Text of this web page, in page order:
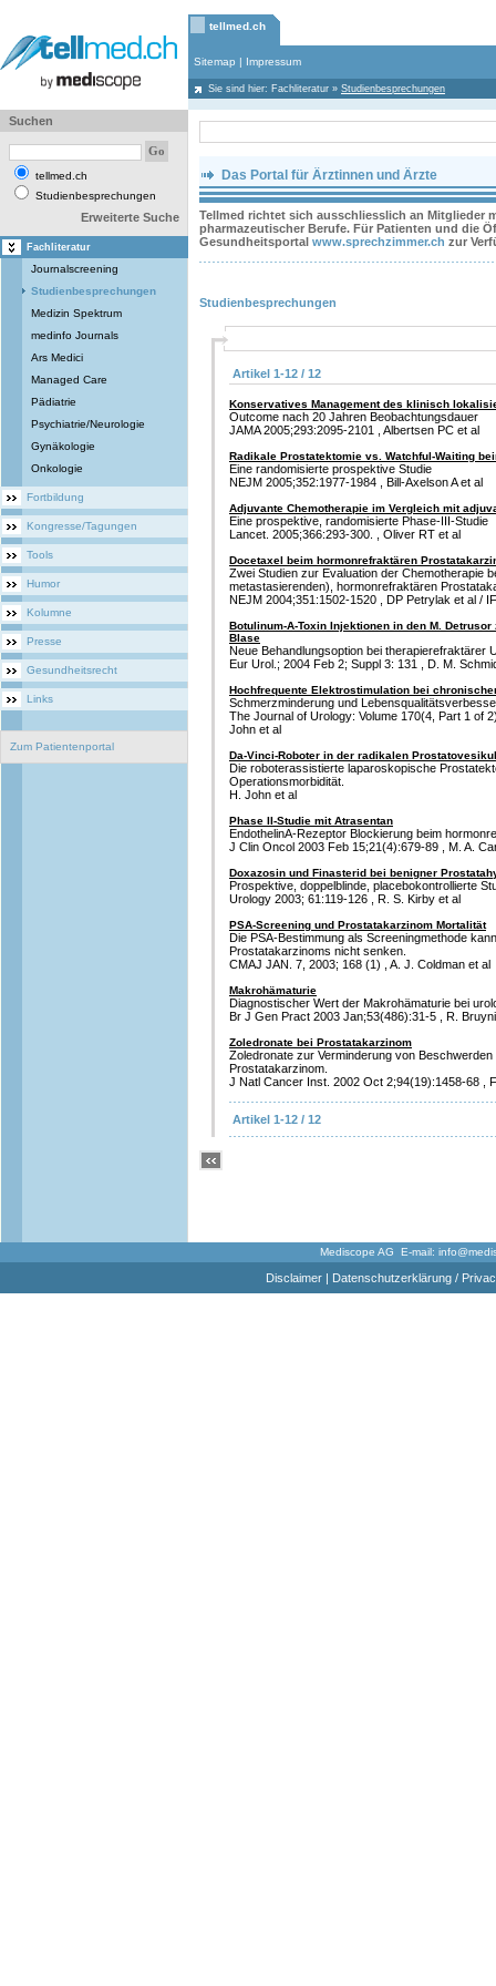
tellmed.ch
Sitemap | Impressum
Sie sind hier: Fachliteratur » Studienbesprechungen
Suchen
tellmed.ch
Studienbesprechungen
Erweiterte Suche
Fachliteratur
Journalscreening
Studienbesprechungen
Medizin Spektrum
medinfo Journals
Ars Medici
Managed Care
Pädiatrie
Psychiatrie/Neurologie
Gynäkologie
Onkologie
Fortbildung
Kongresse/Tagungen
Tools
Humor
Kolumne
Presse
Gesundheitsrecht
Links
Zum Patientenportal
Das Portal für Ärztinnen und Ärzte
Tellmed richtet sich ausschliesslich an Mitglieder
pharmazeutischer Berufe. Für Patienten und die
Gesundheitsportal www.sprechzimmer.ch zur
Studienbesprechungen
Artikel 1-12 / 12
Konservatives Management des klinisch
Outcome nach 20 Jahren Beobachtungsdauer
JAMA 2005;293:2095-2101 , Albertsen PC et al
Radikale Prostatektomie vs. Watchful-Waiting
Eine randomisierte prospektive Studie
NEJM 2005;352:1977-1984 , Bill-Axelson A et al
Adjuvante Chemotherapie im Vergleich mit
Eine prospektive, randomisierte Phase-III-Studie
Lancet. 2005;366:293-300. , Oliver RT et al
Docetaxel beim hormonrefraktären
Zwei Studien zur Evaluation der Chemotherapie
metastasierenden), hormonrefraktären
NEJM 2004;351:1502-1520 , DP Petrylak et al /
Botulinum-A-Toxin Injektionen in den M.
Blase
Neue Behandlungsoption bei therapierefraktärer
Eur Urol.; 2004 Feb 2; Suppl 3: 131 , D. M.
Hochfrequente Elektrostimulation bei
Schmerzminderung und
The Journal of Urology: Volume 170(4, Part 1 of
John et al
Da-Vinci-Roboter in der radikalen
Die roboterassistierte laparoskopische
Operationsmorbidität.
H. John et al
Phase II-Studie mit Atrasentan
EndothelinA-Rezeptor Blockierung beim
J Clin Oncol 2003 Feb 15;21(4):679-89 , M. A.
Doxazosin und Finasterid bei benigner
Prospektive, doppelblinde, placebokontrollierte
Urology 2003; 61:119-126 , R. S. Kirby et al
PSA-Screening und Prostatakarzinom Mortalität
Die PSA-Bestimmung als Screeningmethode
Prostatakarzinoms nicht senken.
CMAJ JAN. 7, 2003; 168 (1) , A. J. Coldman et al
Makrohämaturie
Diagnostischer Wert der Makrohämaturie bei
Br J Gen Pract 2003 Jan;53(486):31-5 , R.
Zoledronate bei Prostatakarzinom
Zoledronate zur Verminderung von
Prostatakarzinom.
J Natl Cancer Inst. 2002 Oct 2;94(19):1458-68 ,
Artikel 1-12 / 12
Mediscope AG E-mail:
Disclaimer| Datenschutzerklärung /